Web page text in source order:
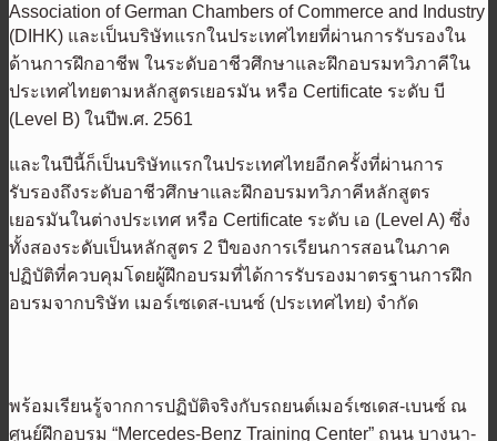
Association of German Chambers of Commerce and Industry
(DIHK) และเป็นบริษัทแรกในประเทศไทยที่ผ่านการรับรองใน
ด้านการฝึกอาชีพ ในระดับอาชีวศึกษาและฝึกอบรมทวิภาคีใน
ประเทศไทยตามหลักสูตรเยอรมัน หรือ Certificate ระดับ บี
(Level B) ในปีพ.ศ. 2561
และในปีนี้ก็เป็นบริษัทแรกในประเทศไทยอีกครั้งที่ผ่านการ
รับรองถึงระดับอาชีวศึกษาและฝึกอบรมทวิภาคีหลักสูตร
เยอรมันในต่างประเทศ หรือ Certificate ระดับ เอ (Level A) ซึ่ง
ทั้งสองระดับเป็นหลักสูตร 2 ปีของการเรียนการสอนในภาค
ปฏิบัติที่ควบคุมโดยผู้ฝึกอบรมที่ได้การรับรองมาตรฐานการฝึก
อบรมจากบริษัท เมอร์เซเดส-เบนซ์ (ประเทศไทย) จำกัด
พร้อมเรียนรู้จากการปฏิบัติจริงกับรถยนต์เมอร์เซเดส-เบนซ์ ณ
ศูนย์ฝึกอบรม “Mercedes-Benz Training Center” ถนน บางนา-